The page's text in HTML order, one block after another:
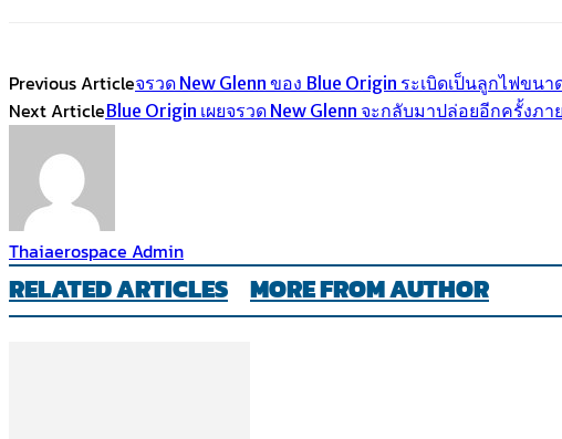
Previous Articleจรวด New Glenn ของ Blue Origin ระเบิดเป็นลูกไฟข
Next ArticleBlue Origin เผยจรวด New Glenn จะกลับมาปล่อยอีกครั้งภ
Thaiaerospace Admin
RELATED ARTICLES MORE FROM AUTHOR